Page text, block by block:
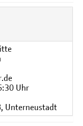
Uhr
Unterneustadt